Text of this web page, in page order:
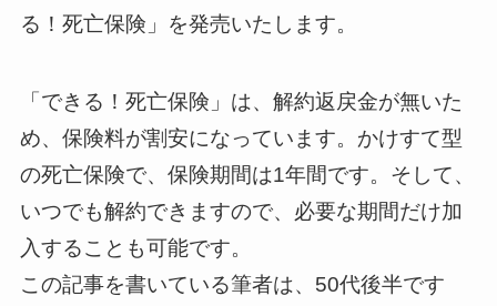
る！死亡保険」を発売いたします。
「できる！死亡保険」は、解約返戻金が無いた
め、保険料が割安になっています。かけすて型
の死亡保険で、保険期間は1年間です。そして、
いつでも解約できますので、必要な期間だけ加
入することも可能です。
この記事を書いている筆者は、50代後半です